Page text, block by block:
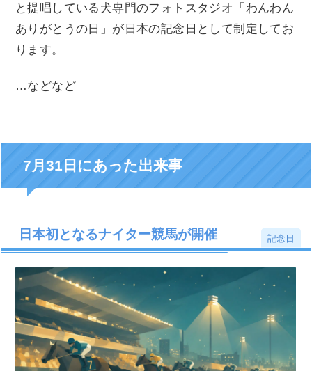
と提唱している犬専門のフォトスタジオ「わんわん
ありがとうの日」が日本の記念日として制定してお
ります。
…などなど
7月31日にあった出来事
日本初となるナイター競馬が開催 記念日